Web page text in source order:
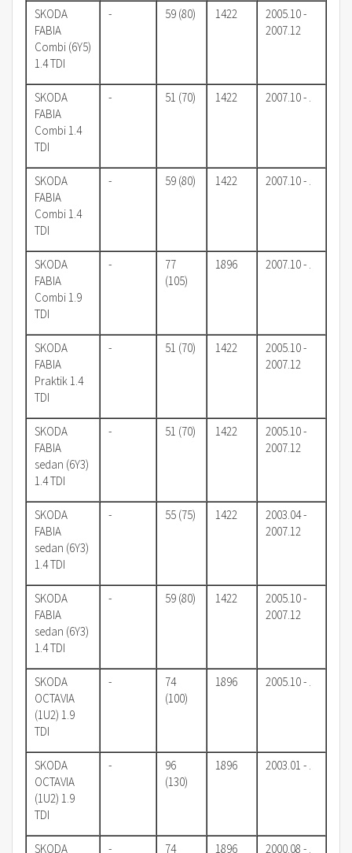
SKODA
FABIA
Combi (6Y5)
1.4 TDI
- 59 (80) 1422
2005.10 -
2007.12
SKODA
FABIA
Combi 1.4
TDI
- 51 (70) 1422 2007.10 - .
SKODA
FABIA
Combi 1.4
TDI
- 59 (80) 1422 2007.10 - .
SKODA
FABIA
Combi 1.9
TDI
-
77
(105)
1896 2007.10 - .
SKODA
FABIA
Praktik 1.4
TDI
- 51 (70) 1422
2005.10 -
2007.12
SKODA
FABIA
sedan (6Y3)
1.4 TDI
- 51 (70) 1422
2005.10 -
2007.12
SKODA
FABIA
sedan (6Y3)
1.4 TDI
- 55 (75) 1422
2003.04 -
2007.12
SKODA
FABIA
sedan (6Y3)
1.4 TDI
- 59 (80) 1422
2005.10 -
2007.12
SKODA
OCTAVIA
(1U2) 1.9
TDI
-
74
(100)
1896 2005.10 - .
SKODA
OCTAVIA
(1U2) 1.9
TDI
-
96
(130)
1896 2003.01 - .
SKODA - 74 1896 2000.08 - .